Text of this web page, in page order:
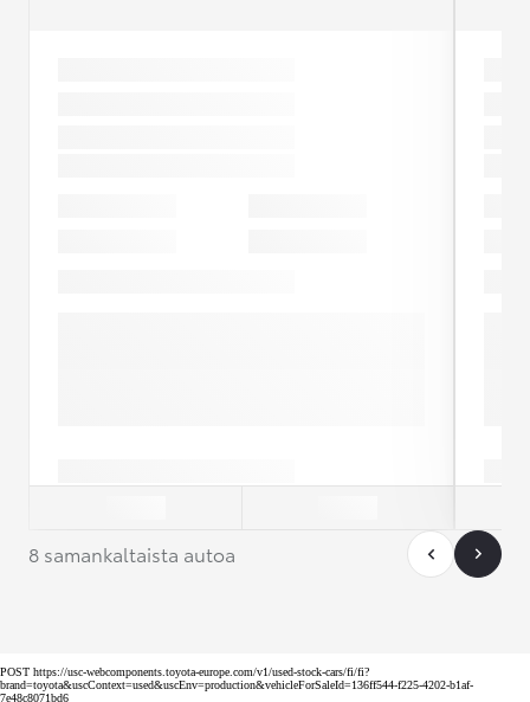
8 samankaltaista autoa
POST https://usc-webcomponents.toyota-europe.com/v1/used-stock-cars/fi/fi?
brand=toyota&uscContext=used&uscEnv=production&vehicleForSaleId=136ff544-f225-4202-b1af-
7e48c8071bd6